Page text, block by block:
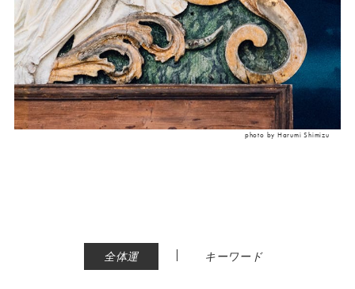
photo by Harumi Shimizu
全体運 | キーワード